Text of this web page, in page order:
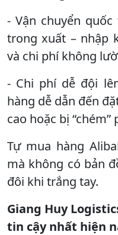
- Vận chuyển
trong xuất – nhập
và chi phí không
- Chi phí dễ đội
hàng dễ dẫn đến
cao hoặc bị
Tự mua hàng
mà không có bản
đôi khi trắng tay.
Giang Huy
tin cậy nhất hiện